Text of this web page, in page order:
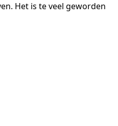
Het is te veel geworden